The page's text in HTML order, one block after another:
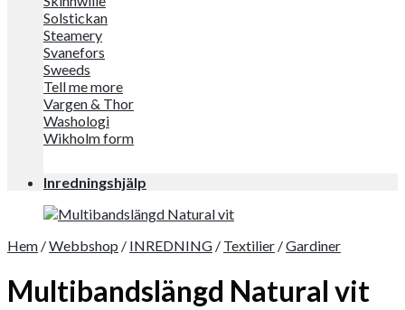
Solstickan
Steamery
Svanefors
Sweeds
Tell me more
Vargen & Thor
Washologi
Wikholm form
Inredningshjälp
Hem /Webbshop / INREDNING / Textilier /Gardiner
Multibandslängd Natural vit